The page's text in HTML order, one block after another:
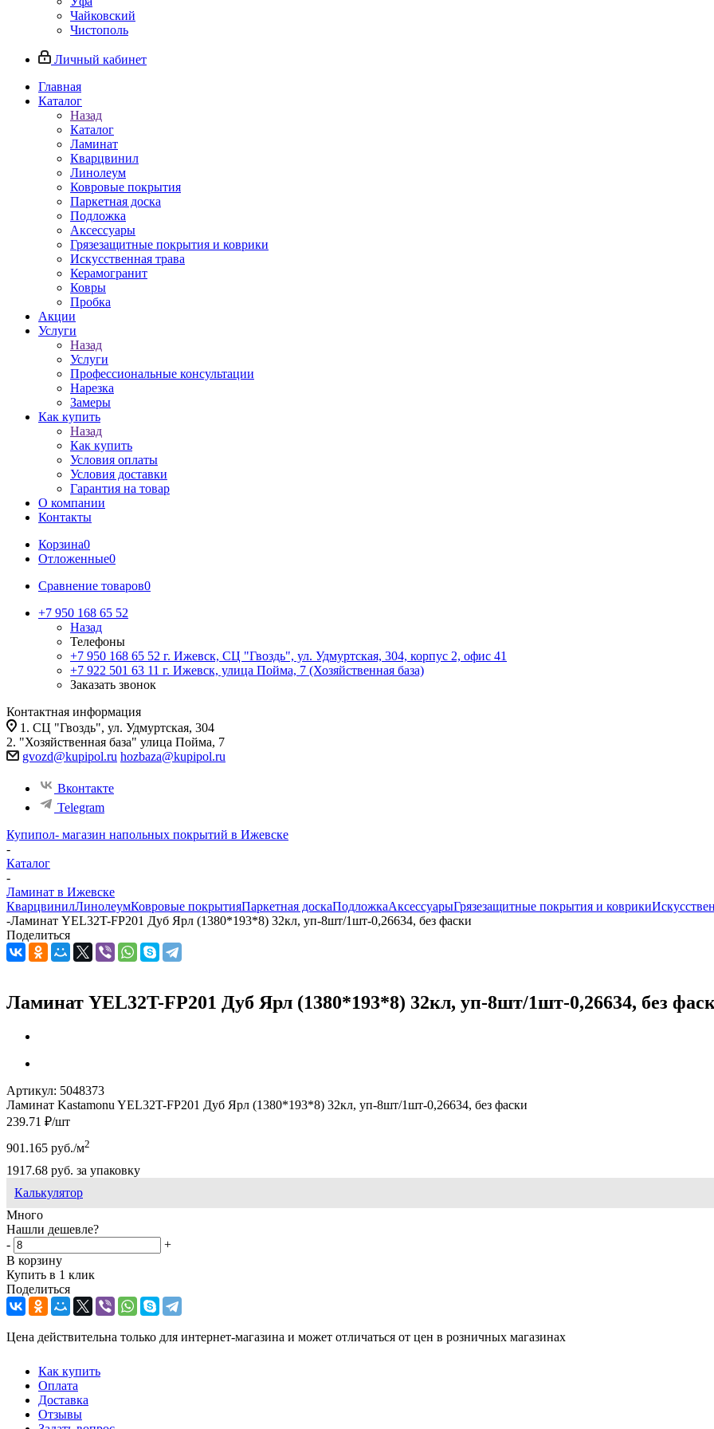
Чайковский
Чистополь
Личный кабинет
Главная
Каталог
Назад
Каталог
Ламинат
Кварцвинил
Линолеум
Ковровые покрытия
Паркетная доска
Подложка
Аксессуары
Грязезащитные покрытия и коврики
Искусственная трава
Керамогранит
Ковры
Пробка
Акции
Услуги
Назад
Услуги
Профессиональные консультации
Нарезка
Замеры
Как купить
Назад
Как купить
Условия оплаты
Условия доставки
Гарантия на товар
О компании
Контакты
Корзина0
Отложенные0
Сравнение товаров0
+7 950 168 65 52
Назад
Телефоны
+7 950 168 65 52 г. Ижевск, СЦ "Гвоздь", ул. Удмуртская, 304, корпус 2, офис 41
+7 922 501 63 11 г. Ижевск, улица Пойма, 7 (Хозяйственная база)
Заказать звонок
Контактная информация
1. СЦ "Гвоздь", ул. Удмуртская, 304
2. "Хозяйственная база" улица Пойма, 7
gvozd@kupipol.ru hozbaza@kupipol.ru
Вконтакте
Telegram
Купипол- магазин напольных покрытий в Ижевске
-
Каталог
-
Ламинат в Ижевске
КварцвинилЛинолеумКовровые покрытияПаркетная доскаПодложкаАксессуарыГрязезащитные покрытия и коврики
-Ламинат YEL32T-FP201 Дуб Ярл (1380*193*8) 32кл, уп-8шт/1шт-0,26634, без фаски
Поделиться
Ламинат YEL32T-FP201 Дуб Ярл (1380*193*8) 32кл, уп-8шт/1шт-0,26634, без
Артикул: 5048373
Ламинат Kastamonu YEL32T-FP201 Дуб Ярл (1380*193*8) 32кл, уп-8шт/1шт-0,26634, без фаски
239.71 ₽/шт
901.165 руб./м2
1917.68 руб. за упаковку
Калькулятор
Много
Нашли дешевле?
-
+
В корзину
Купить в 1 клик
Поделиться
Цена действительна только для интернет-магазина и может отличаться от цен в розничных магазинах
Как купить
Оплата
Доставка
Отзывы